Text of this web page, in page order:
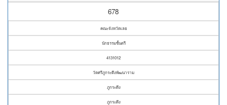
678
คณะจังหวัดเลย
นักธรรมชั้นตรี
4131012
วัดศรีภูกระดึงพัฒนาราม
ภูกระดึง
ภูกระดึง